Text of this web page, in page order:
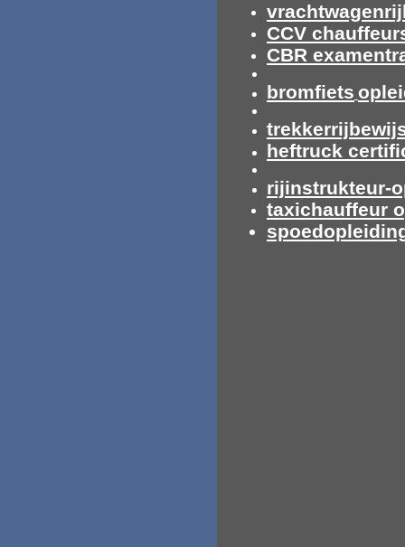
CCV
CBR
bromfiets
heftruck
rijinstrukteur-
taxichauffeur